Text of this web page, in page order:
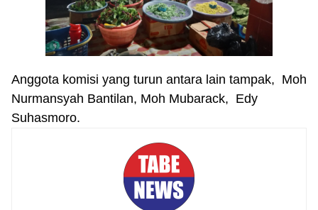
Anggota komisi yang turun antara lain tampak, Moh
Nurmansyah Bantilan, Moh Mubarack, Edy
Suhasmoro.